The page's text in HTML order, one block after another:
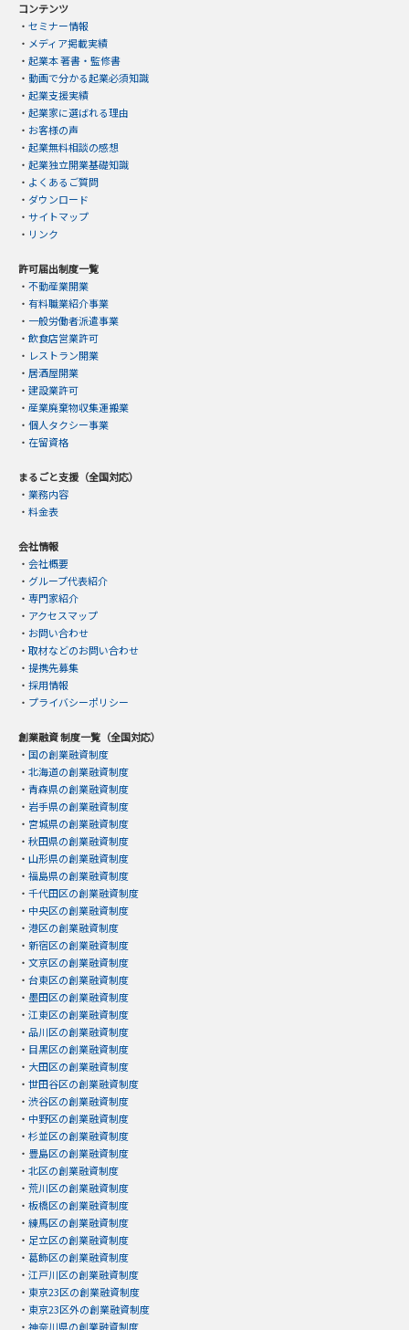
コンテンツ
・ セミナー情報
・ メディア掲載実績
・ 起業本 著書・監修書
・ 動画で分かる起業必須知識
・ 起業支援実績
・ 起業家に選ばれる理由
・ お客様の声
・ 起業無料相談の感想
・ 起業独立開業基礎知識
・ よくあるご質問
・ ダウンロード
・ サイトマップ
・ リンク
許可届出制度一覧
・ 不動産業開業
・ 有料職業紹介事業
・ 一般労働者派遣事業
・ 飲食店営業許可
・ レストラン開業
・ 居酒屋開業
・ 建設業許可
・ 産業廃棄物収集運搬業
・ 個人タクシー事業
・ 在留資格
まるごと支援（全国対応）
・ 業務内容
・ 料金表
会社情報
・ 会社概要
・ グループ代表紹介
・ 専門家紹介
・ アクセスマップ
・ お問い合わせ
・ 取材などのお問い合わせ
・ 提携先募集
・ 採用情報
・ プライバシーポリシー
創業融資 制度一覧（全国対応）
・ 国の創業融資制度
・ 北海道の創業融資制度
・ 青森県の創業融資制度
・ 岩手県の創業融資制度
・ 宮城県の創業融資制度
・ 秋田県の創業融資制度
・ 山形県の創業融資制度
・ 福島県の創業融資制度
・ 千代田区の創業融資制度
・ 中央区の創業融資制度
・ 港区の創業融資制度
・ 新宿区の創業融資制度
・ 文京区の創業融資制度
・ 台東区の創業融資制度
・ 墨田区の創業融資制度
・ 江東区の創業融資制度
・ 品川区の創業融資制度
・ 目黒区の創業融資制度
・ 大田区の創業融資制度
・ 世田谷区の創業融資制度
・ 渋谷区の創業融資制度
・ 中野区の創業融資制度
・ 杉並区の創業融資制度
・ 豊島区の創業融資制度
・ 北区の創業融資制度
・ 荒川区の創業融資制度
・ 板橋区の創業融資制度
・ 練馬区の創業融資制度
・ 足立区の創業融資制度
・ 葛飾区の創業融資制度
・ 江戸川区の創業融資制度
・ 東京23区の創業融資制度
・ 東京23区外の創業融資制度
・ 神奈川県の創業融資制度